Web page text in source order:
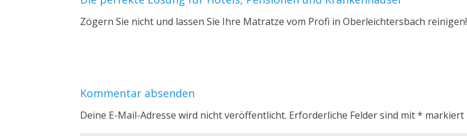
Zögern Sie nicht und lassen Sie Ihre Matratze vom Profi in Oberleichtersbach reinigen!
Kommentar absenden
Deine E-Mail-Adresse wird nicht veröffentlicht. Erforderliche Felder sind mit* markiert